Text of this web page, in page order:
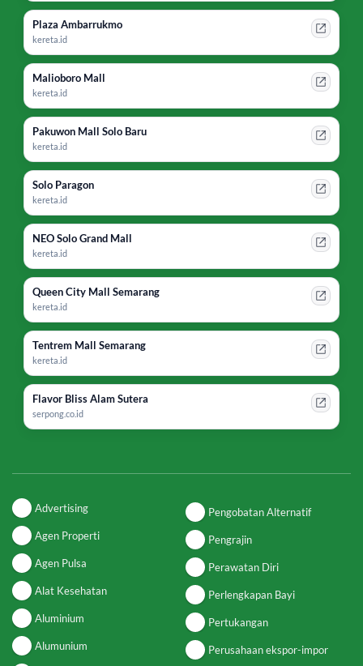
Plaza Ambarrukmo
kereta.id
Malioboro Mall
kereta.id
Pakuwon Mall Solo Baru
kereta.id
Solo Paragon
kereta.id
NEO Solo Grand Mall
kereta.id
Queen City Mall Semarang
kereta.id
Tentrem Mall Semarang
kereta.id
Flavor Bliss Alam Sutera
serpong.co.id
Advertising
Agen Properti
Agen Pulsa
Alat Kesehatan
Aluminium
Alumunium
Pengobatan Alternatif
Pengrajin
Perawatan Diri
Perlengkapan Bayi
Pertukangan
Perusahaan ekspor-impor